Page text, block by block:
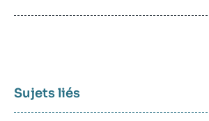
publication
Sujets liés